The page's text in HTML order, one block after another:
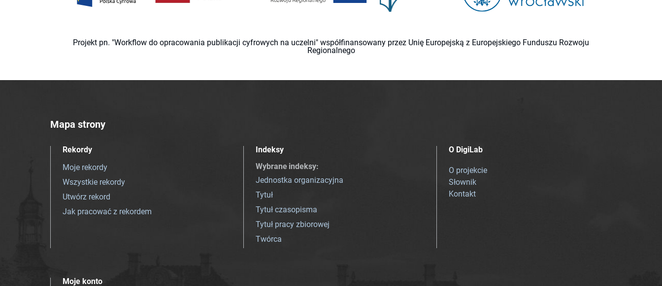
Projekt pn. "Workflow do opracowania publikacji cyfrowych na uczelni" współfinansowany przez Unię Europejską z Europejskiego Funduszu Rozwoju
Regionalnego
Mapa strony
Rekordy
Moje rekordy
Wszystkie rekordy
Utwórz rekord
Jak pracować z rekordem
Indeksy
Wybrane indeksy:
Jednostka organizacyjna
Tytuł
Tytuł czasopisma
Tytuł pracy zbiorowej
Twórca
O DigiLab
O projekcie
Słownik
Kontakt
Moje konto